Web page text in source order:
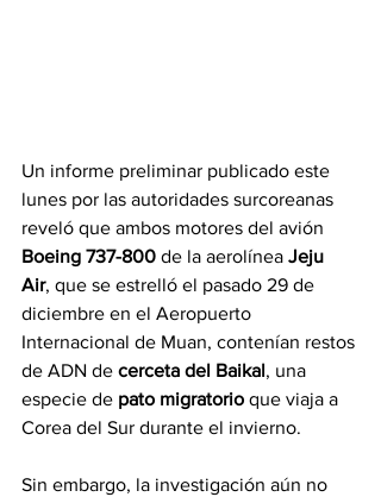
Un informe preliminar publicado este
lunes por las autoridades surcoreanas
reveló que ambos motores del avión
Boeing 737-800 de la aerolínea Jeju
Air, que se estrelló el pasado 29 de
diciembre en el Aeropuerto
Internacional de Muan, contenían restos
de ADN de cerceta del Baikal, una
especie de pato migratorio que viaja a
Corea del Sur durante el invierno.
Sin embargo, la investigación aún no